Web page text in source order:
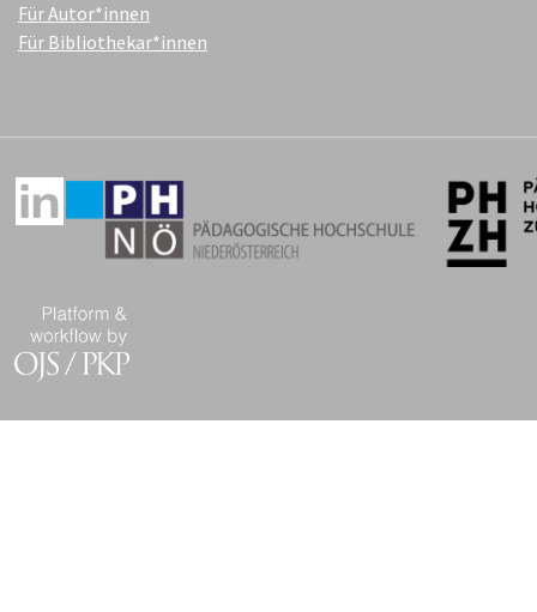
Für Autor*innen
Für Bibliothekar*innen